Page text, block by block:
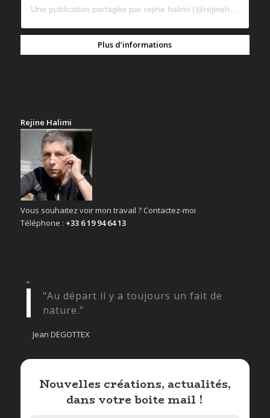
Plus d’informations
Rejine Halimi
Vous souhaitez voir mon travail ? Contactez-moi
Téléphone : +33 6 19 94 64 13
“
"Au départ il y a toujours un fait de
nature.”
Jean DEGOTTEX
Nouvelles créations, actualités,
dans votre boite mail !